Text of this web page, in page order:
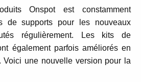
Onspotest constamment
de supports pour les nouveaux
régulièrement. Les kits de
également parfois améliorés en
Voici une nouvelle version pour la